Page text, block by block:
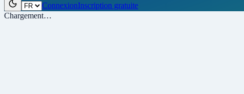
ConnexionInscription gratuite
Chargement…